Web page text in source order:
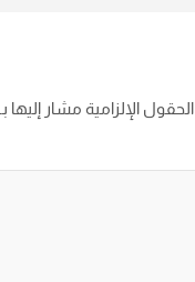
الحقول الإلزامية مشار إليها